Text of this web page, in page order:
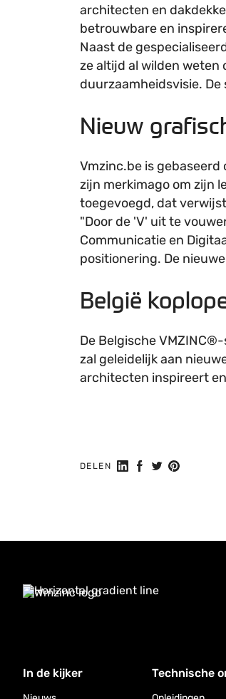
architecten en
betrouwbare en
Naast de
ze altijd al wilden weten
duurzaamheidsvisie.
Nieuw
Vmzinc.be is
zijn merkimago om zijn
toegevoegd, dat
"Door de 'V' uit te
Communicatie en
positionering. De
België
De Belgische
zal geleidelijk aan
architecten inspireert
DELEN Deel op LinkedIn
Deel op Facebook
Delen op
Delen op
In de kijker Technische